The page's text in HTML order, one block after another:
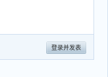
登录并发表